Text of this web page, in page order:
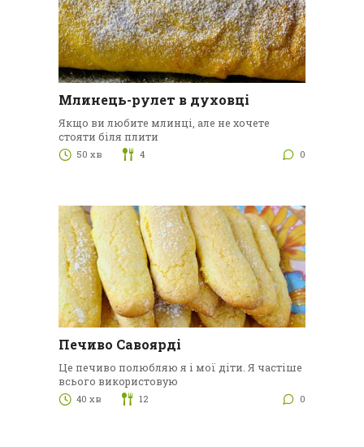
Млинець-рулет в духовці
Якщо ви любите млинці, але не хочете
стояти біля плити
50 хв 4 0
Печиво Савоярді
Це печиво полюбляю я і мої діти. Я частіше
всього використовую
40 хв 12 0